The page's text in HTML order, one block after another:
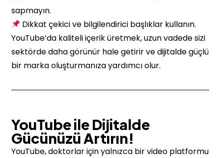
sapmayın.
Dikkat çekici ve bilgilendirici başlıklar kullanın.
YouTube’da kaliteli içerik üretmek, uzun vadede sizi
sektörde daha görünür hale getirir ve dijitalde güçlü
bir marka oluşturmanıza yardımcı olur.
YouTube ile Dijitalde
Gücünüzü Artırın!
YouTube, doktorlar için yalnızca bir video platformu